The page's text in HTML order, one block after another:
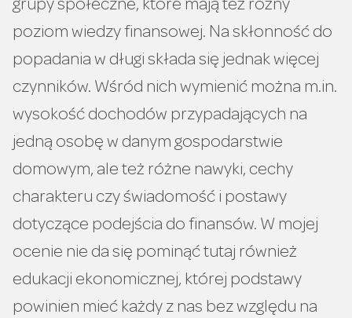
grupy społeczne, które mają też różny
poziom wiedzy finansowej. Na skłonność do
popadania w długi składa się jednak więcej
czynników. Wśród nich wymienić można m.in.
wysokość dochodów przypadających na
jedną osobę w danym gospodarstwie
domowym, ale też różne nawyki, cechy
charakteru czy świadomość i postawy
dotyczące podejścia do finansów. W mojej
ocenie nie da się pominąć tutaj również
edukacji ekonomicznej, której podstawy
powinien mieć każdy z nas bez względu na